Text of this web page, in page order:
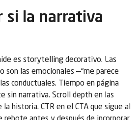
si la narrativa
es storytelling decorativo. Las
son las emocionales —“me parece
conductuales. Tiempo en página
sin narrativa. Scroll depth en las
historia. CTR en el CTA que sigue al